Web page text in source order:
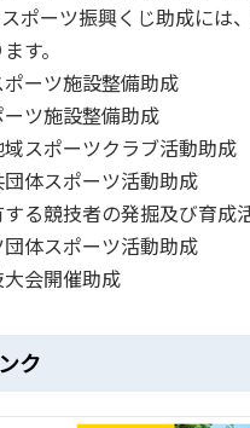
ポーツ振興くじ助成には
す。
ポーツ施設整備助成
ーツ施設整備助成
域スポーツクラブ活動助成
団体スポーツ活動助成
する競技者の発掘及び育成
団体スポーツ活動助成
大会開催助成
ク